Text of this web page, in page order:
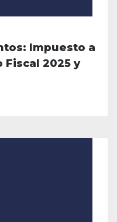
Impuesto a
Fiscal 2025 y